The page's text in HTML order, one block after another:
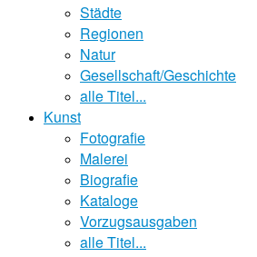
Städte
Regionen
Natur
Gesellschaft/Geschichte
alle Titel...
Kunst
Fotografie
Malerei
Biografie
Kataloge
Vorzugsausgaben
alle Titel...